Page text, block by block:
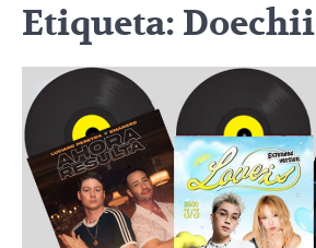
Etiqueta: Doechii